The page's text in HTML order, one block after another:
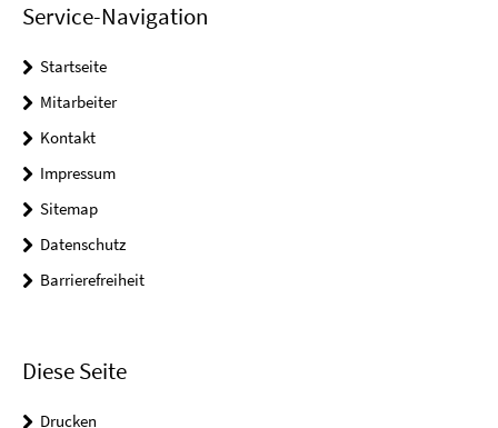
Service-Navigation
Startseite
Mitarbeiter
Kontakt
Impressum
Sitemap
Datenschutz
Barrierefreiheit
Diese Seite
Drucken